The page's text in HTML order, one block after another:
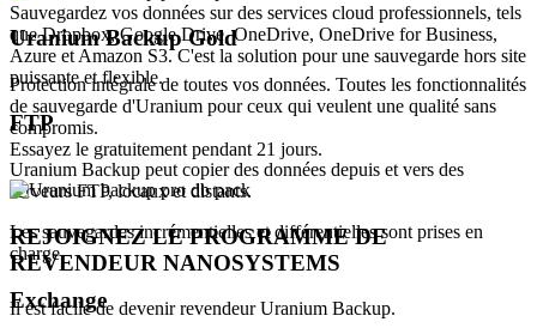
Sauvegardez vos données sur des services cloud professionnels, tels
que Dropbox, Google Drive, OneDrive, OneDrive for Business,
Azure et Amazon S3. C'est la solution pour une sauvegarde hors site
puissante et flexible.
FTP
Uranium Backup peut copier des données depuis et vers des
serveurs FTP, locaux et distants.
Les sauvegardes incrémentielles et différentielles sont prises en
charge.
Exchange
Uranium Backup Gold
Protection intégrale de toutes vos données. Toutes les fonctionnalités
de sauvegarde d'Uranium pour ceux qui veulent une qualité sans
compromis.
Essayez le gratuitement pendant 21 jours.
REJOIGNEZ LE PROGRAMME DE
REVENDEUR NANOSYSTEMS
Il est facile de devenir revendeur Uranium Backup.